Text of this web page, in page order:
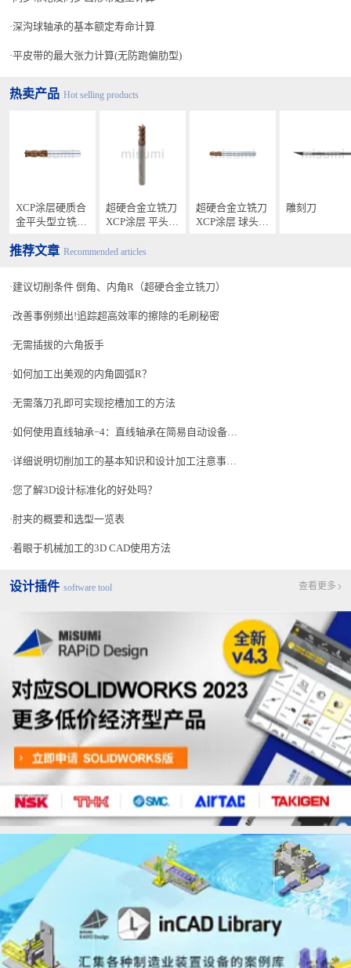
深沟球轴承的基本额定寿命计算
平皮带的最大张力计算(无防跑偏肋型)
热卖产品 Hot selling products
XCP涂层硬质合
金平头型立铣
工用・4刃/刃长
超硬合金立铣刀
XCP涂层 平头型
高效率型 4刃 短
超硬合金立铣刀
XCP涂层 球头型
雕刻刀
推荐文章 Recommended articles
建议切削条件 倒角、内角R（超硬合金立铣刀）
改善事例频出!追踪超高效率的擦除的毛刷秘密
无需插拔的六角扳手
如何加工出美观的内角圆弧R？
无需落刀孔即可实现挖槽加工的方法
如何使用直线轴承−4：直线轴承在简易自动设备上的应用事例−1
详细说明切削加工的基本知识和设计加工注意事项！
您了解3D设计标准化的好处吗？
肘夹的概要和选型一览表
着眼于机械加工的3D CAD使用方法
设计插件 software tool 查看更多